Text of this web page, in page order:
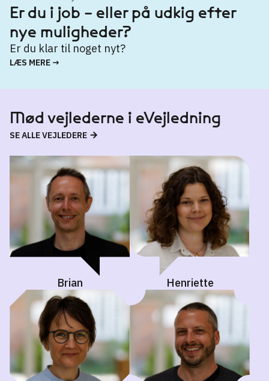
Er du i job – eller på udkig efter
nye muligheder?
Er du klar til noget nyt?
LÆS MERE →
Mød vejlederne i eVejledning
SE ALLE VEJLEDERE
Brian Henriette